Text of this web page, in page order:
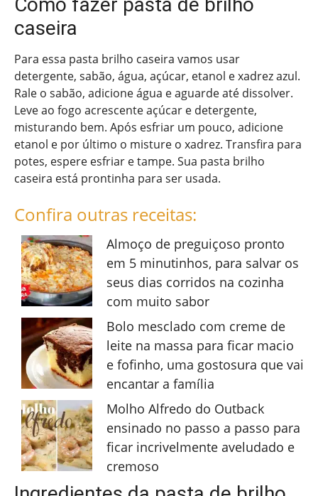
Como fazer pasta de brilho
caseira
Para essa pasta brilho caseira vamos usar
detergente, sabão, água, açúcar, etanol e xadrez azul.
Rale o sabão, adicione água e aguarde até dissolver.
Leve ao fogo acrescente açúcar e detergente,
misturando bem. Após esfriar um pouco, adicione
etanol e por último o misture o xadrez. Transfira para
potes, espere esfriar e tampe. Sua pasta brilho
caseira está prontinha para ser usada.
Confira outras receitas:
Almoço de preguiçoso pronto
em 5 minutinhos, para salvar os
seus dias corridos na cozinha
com muito sabor
Bolo mesclado com creme de
leite na massa para ficar macio
e fofinho, uma gostosura que vai
encantar a família
Molho Alfredo do Outback
ensinado no passo a passo para
ficar incrivelmente aveludado e
cremoso